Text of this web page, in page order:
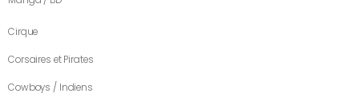
Cirque
Corsaires et Pirates
Cowboys / Indiens